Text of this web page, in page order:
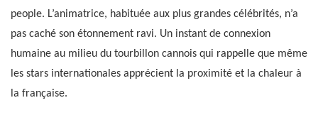
people. L’animatrice, habituée aux plus grandes célébrités, n’a
pas caché son étonnement ravi. Un instant de connexion
humaine au milieu du tourbillon cannois qui rappelle que même
les stars internationales apprécient la proximité et la chaleur à
la française.